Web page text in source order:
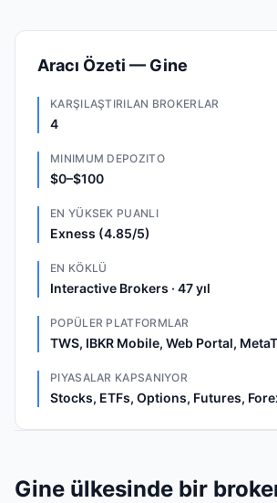
Aracı Özeti — Gine
KARŞILAŞTIRILAN BROKERLAR
4
MINIMUM DEPOZITO
$0–$100
EN YÜKSEK PUANLI
Exness (4.85/5)
EN KÖKLÜ
Interactive Brokers · 47 yıl
POPÜLER PLATFORMLAR
TWS, IBKR Mobile, Web Portal,
PIYASALAR KAPSANIYOR
Stocks, ETFs, Options, Futures,
Gine ülkesinde bir